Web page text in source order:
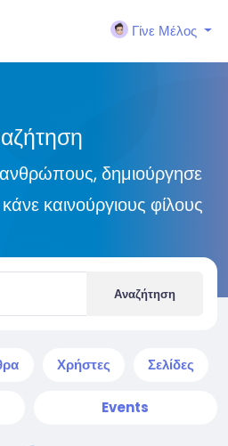
Γίνε Μέλος
δημιούργησε
καινούργιους φίλους
Αναζήτηση
Χρήστες Σελίδες
Events